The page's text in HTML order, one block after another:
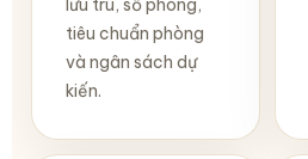
lưu trú, số phòng,
tiêu chuẩn phòng
và ngân sách dự
kiến.